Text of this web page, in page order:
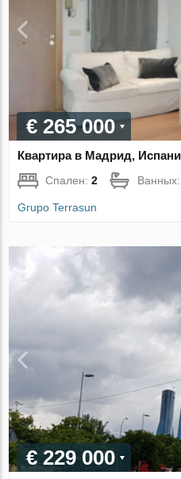
€ 265 000
Квартира в Мадрид,
Спален:2
Grupo Terrasun
€ 229 000